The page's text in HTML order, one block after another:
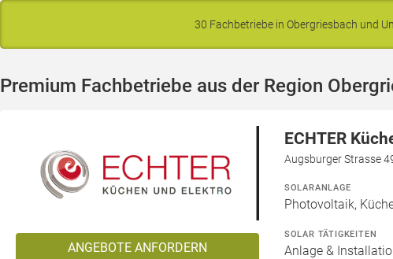
30 Fachbetriebe in Obergriesbach und
Premium Fachbetriebe aus der Region
ANGEBOTE ANFORDERN
ECHTER
Augsburger Strasse
SOLARANLAGE
Photovoltaik,
SOLAR TÄTIGKEITEN
Anlage &